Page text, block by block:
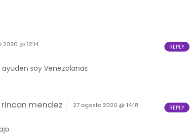
@ 12:14
soy Venezolanas
REPLY
mendez 27 agosto 2020 @ 14:18 REPLY